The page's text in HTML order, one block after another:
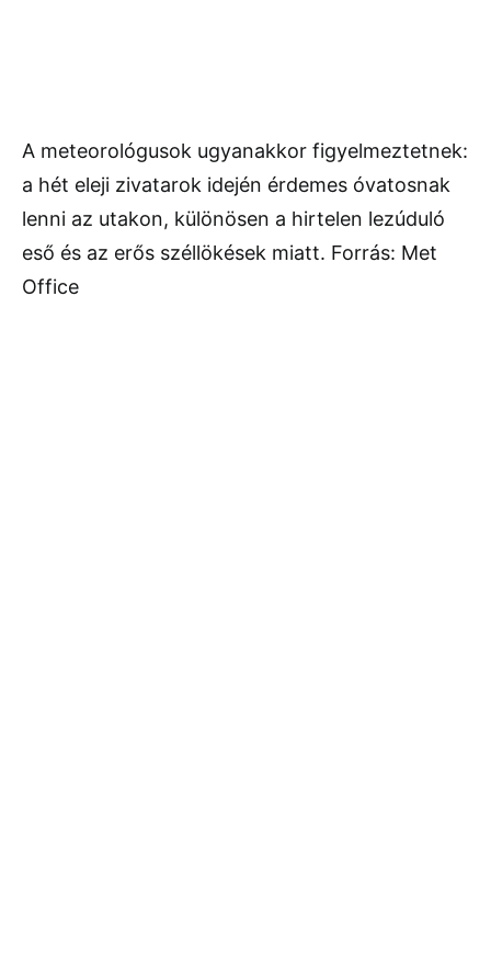
A meteorológusok ugyanakkor figyelmeztetnek:
a hét eleji zivatarok idején érdemes óvatosnak
lenni az utakon, különösen a hirtelen lezúduló
eső és az erős széllökések miatt. Forrás: Met
Office